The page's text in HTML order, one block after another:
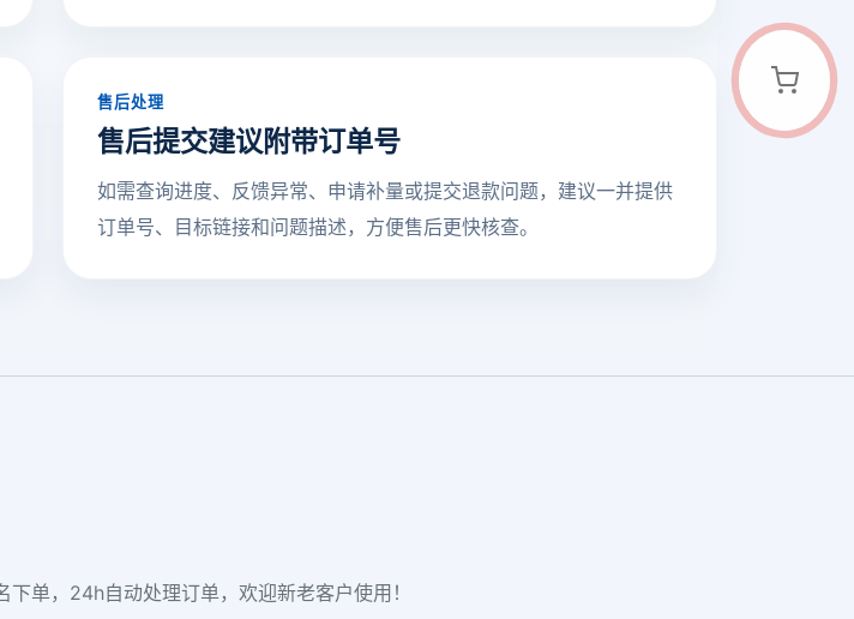
售后处理
售后提交建议附带订单号
如需查询进度、反馈异常、申请补量或提交退款问题，建议一并提供
订单号、目标链接和问题描述，方便售后更快核查。
单，24h自动处理订单，欢迎新老客户使用！